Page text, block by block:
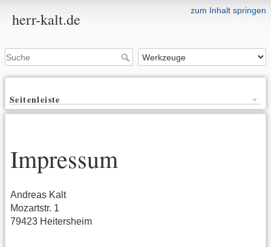
zum Inhalt springen
herr-kalt.de
Seitenleiste
Impressum
Andreas Kalt
Mozartstr. 1
79423 Heitersheim